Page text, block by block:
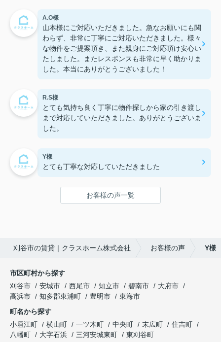
A.O様
山本様にご対応いただきました。急なお願いにも関
わらず、非常に丁寧にご対応いただきました。様々
な物件をご提案頂き、また親身にご対応頂け安心い
たしました。またレスポンスも非常に早く助かりま
した。本当にありがとうございました！
R.S様
とても気持ち良く丁寧に物件探しから家の引き渡し
まで対応していただきました。ありがとうございま
した。
Y様
とても丁寧な対応していただきました
お客様の声一覧
刈谷市の賃貸｜クラスホーム株式会社 お客様の声 Y様
市区町村から探す
刈谷市
安城市 西尾市 知立市 碧南市
大府市
高浜市
知多郡東浦町 豊明市
東海市
町名から探す
小垣江町
横山町 一ツ木町 中央町 末広町
住吉町
八幡町
大字石浜 三河安城東町
東刈谷町